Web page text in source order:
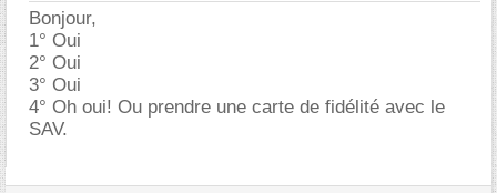
Bonjour,
1° Oui
2° Oui
3° Oui
4° Oh oui! Ou prendre une carte de fidélité avec le
SAV.